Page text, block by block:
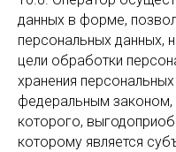
данных в форме,
персональных данных,
цели обработки
хранения
федеральным
которого,
которому является